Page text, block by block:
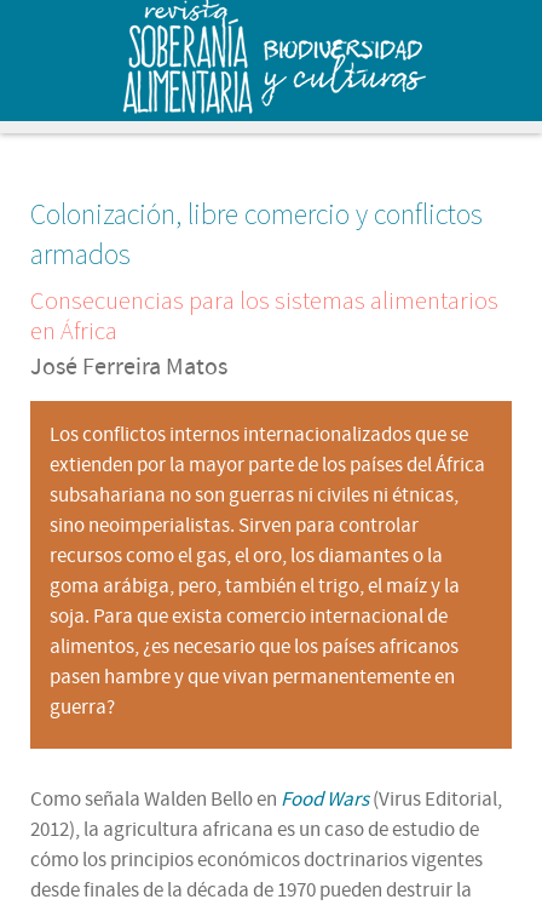
Colonización, libre comercio y conflictos
armados
Consecuencias para los sistemas alimentarios
en África
José Ferreira Matos
Los conflictos internos internacionalizados que se
extienden por la mayor parte de los países del África
subsahariana no son guerras ni civiles ni étnicas,
sino neoimperialistas. Sirven para controlar
recursos como el gas, el oro, los diamantes o la
goma arábiga, pero, también el trigo, el maíz y la
soja. Para que exista comercio internacional de
alimentos, ¿es necesario que los países africanos
pasen hambre y que vivan permanentemente en
guerra?
Como señala Walden Bello en Food Wars(Virus Editorial,
2012), la agricultura africana es un caso de estudio de
cómo los principios económicos doctrinarios vigentes
desde finales de la década de 1970 pueden destruir la